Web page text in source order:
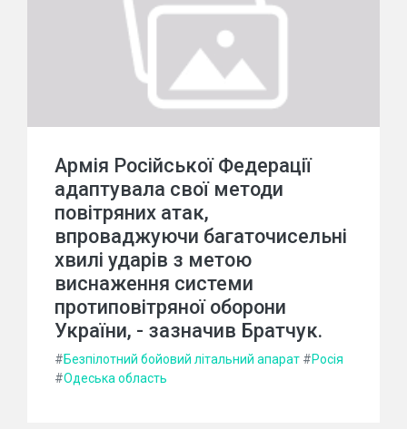
Армія Російської Федерації
адаптувала свої методи
повітряних атак,
впроваджуючи багаточисельні
хвилі ударів з метою
виснаження системи
протиповітряної оборони
України, - зазначив Братчук.
#Безпілотний бойовий літальний апарат #Росія
#Одеська область